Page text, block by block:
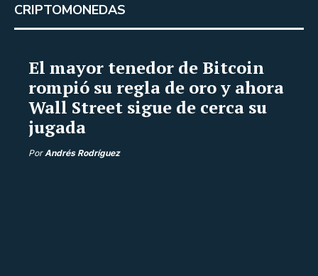
CRIPTOMONEDAS
El mayor tenedor de Bitcoin
rompió su regla de oro y ahora
Wall Street sigue de cerca su
jugada
Por Andrés Rodríguez